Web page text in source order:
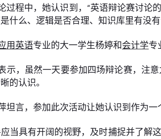
过程中，她认识到，“英语辩论赛讨论
什么、逻辑是否合理、知识库里有没
用英语专业的大一学生杨婷和会计学专
示，虽然一天要参加四场辩论赛，注
的认识。
坦言，参加此次活动让她认识到作为一
应当具有开阔的视野，及时捕捉并了解